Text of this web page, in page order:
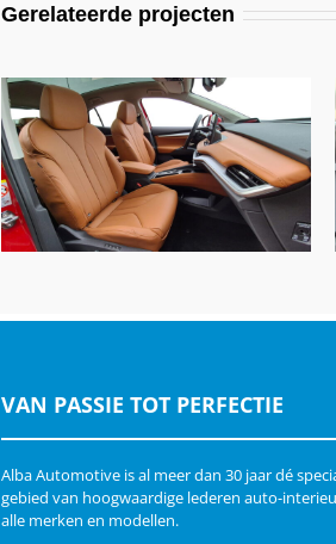
Gerelateerde projecten
Skoda Enyaq Coupe, Nappa
Cognac A-N4104
VAN PASSIE TOT PERFECTIE
Alba Automotive is al meer dan 30 jaar dé
gebied van hoogwaardige lederen auto-
alle merken en modellen.